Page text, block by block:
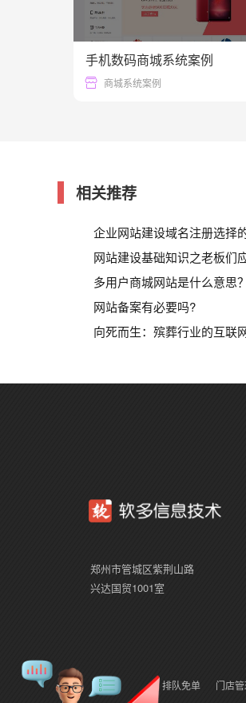
手机数码商城系统案例
商城系统案例
相关推荐
企业网站建设域名注册选择
网站建设基础知识之老板们
多用户商城网站是什么意思？
网站备案有必要吗?
向死而生：殡葬行业的互联
郑州市管城区紫荆山路
兴达国贸1001室
排队免单 门店